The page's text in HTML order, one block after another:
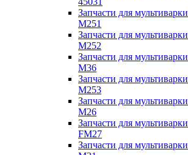
Запчасти для
M251
Запчасти для
M252
Запчасти для
M36
Запчасти для
M253
Запчасти для
M26
Запчасти для
FM27
Запчасти для